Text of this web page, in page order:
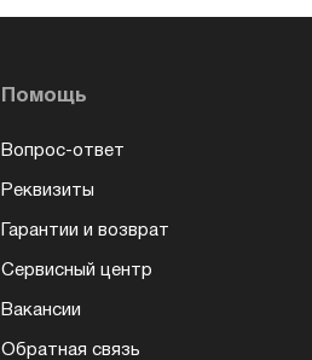
Помощь
Вопрос-ответ
Реквизиты
Гарантии и возврат
Сервисный центр
Вакансии
Обратная связь